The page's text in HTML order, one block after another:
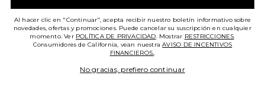
Al hacer clic en "Continuar", acepta recibir nuestro boletín informativo sobre
novedades, ofertas y promociones. Puede cancelar su suscripción en cualquier
momento. Ver POLÍTICA DE PRIVACIDAD. Mostrar RESTRICCIONES.
Consumidores de California, vean nuestraAVISO DE INCENTIVOS
FINANCIEROS..
No gracias, prefiero continuar